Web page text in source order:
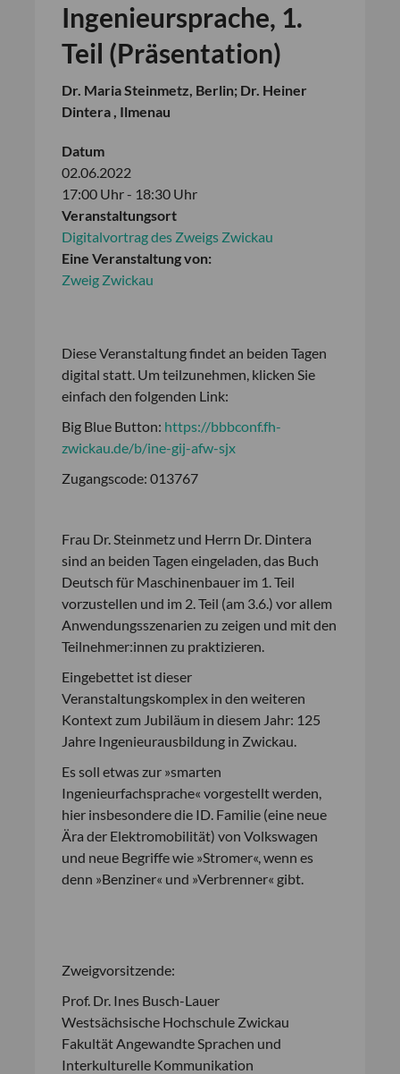
Ingenieursprache, 1.
Teil (Präsentation)
Dr. Maria Steinmetz, Berlin; Dr. Heiner
Dintera , Ilmenau
Datum
02.06.2022
17:00 Uhr - 18:30 Uhr
Veranstaltungsort
Digitalvortrag des Zweigs Zwickau
Eine Veranstaltung von:
Zweig Zwickau
Diese Veranstaltung findet an beiden Tagen
digital statt. Um teilzunehmen, klicken Sie
einfach den folgenden Link:
Big Blue Button: https://bbbconf.fh-
zwickau.de/b/ine-gij-afw-sjx
Zugangscode: 013767
Frau Dr. Steinmetz und Herrn Dr. Dintera
sind an beiden Tagen eingeladen, das Buch
Deutsch für Maschinenbauer im 1. Teil
vorzustellen und im 2. Teil (am 3.6.) vor allem
Anwendungsszenarien zu zeigen und mit den
Teilnehmer:innen zu praktizieren.
Eingebettet ist dieser
Veranstaltungskomplex in den weiteren
Kontext zum Jubiläum in diesem Jahr: 125
Jahre Ingenieurausbildung in Zwickau.
Es soll etwas zur »smarten
Ingenieurfachsprache« vorgestellt werden,
hier insbesondere die ID. Familie (eine neue
Ära der Elektromobilität) von Volkswagen
und neue Begriffe wie »Stromer«, wenn es
denn »Benziner« und »Verbrenner« gibt.
Zweigvorsitzende:
Prof. Dr. Ines Busch-Lauer
Westsächsische Hochschule Zwickau
Fakultät Angewandte Sprachen und
Interkulturelle Kommunikation